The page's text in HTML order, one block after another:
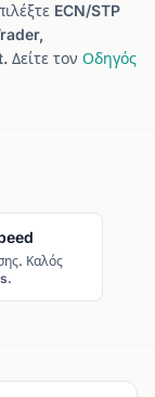
ECN/STP
τον Οδηγός
Καλός